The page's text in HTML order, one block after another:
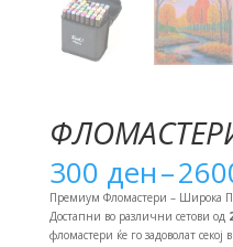
300 ден–
Премиум Фломастери – Широка
Достапни во различни сетови од
фломастери ќе го задоволат секој